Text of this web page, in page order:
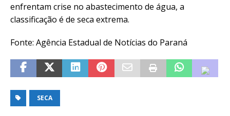
enfrentam crise no abastecimento de água, a
classificação é de seca extrema.
Fonte: Agência Estadual de Notícias do Paraná
SECA